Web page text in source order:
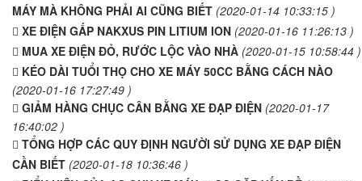
MÁY MÀ KHÔNG PHẢI AI CŨNG BIẾT (2020-01-14 10:33:15 )
XE ĐIỆN GẤP NAKXUS PIN LITIUM ION (2020-01-16 11:26:13 )
MUA XE ĐIỆN ĐỎ, RƯỚC LỘC VÀO NHÀ (2020-01-15 10:58:44 )
KÉO DÀI TUỔI THỌ CHO XE MÁY 50CC BẰNG CÁCH NÀO
(2020-01-16 17:27:49 )
GIẢM HÀNG CHỤC CÂN BẰNG XE ĐẠP ĐIỆN (2020-01-17
16:40:02 )
TỔNG HỢP CÁC QUY ĐỊNH NGƯỜI SỬ DỤNG XE ĐẠP ĐIỆN
CẦN BIẾT (2020-01-18 10:36:46 )